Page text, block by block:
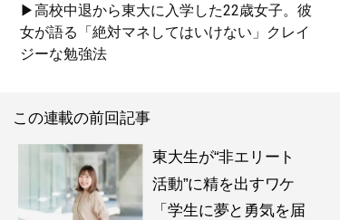
『東大合格はいくらで買
えるか？ 』
▶高校中退から東大に入学した22歳女子。彼
女が語る「絶対マネしてはいけない」クレイ
ジーな勉強法
この連載の前回記事
東大生が“非エリート
活動”に精を出すワケ
「学生に夢と勇気を届